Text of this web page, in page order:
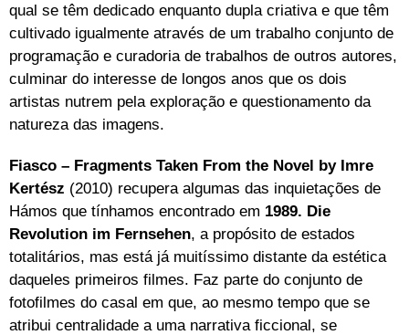
qual se têm dedicado enquanto dupla criativa e que têm
cultivado igualmente através de um trabalho conjunto de
programação e curadoria de trabalhos de outros autores,
culminar do interesse de longos anos que os dois
artistas nutrem pela exploração e questionamento da
natureza das imagens.
Fiasco – Fragments Taken From the Novel by Imre
Kertész (2010) recupera algumas das inquietações de
Hámos que tínhamos encontrado em 1989. Die
Revolution im Fernsehen, a propósito de estados
totalitários, mas está já muitíssimo distante da estética
daqueles primeiros filmes. Faz parte do conjunto de
fotofilmes do casal em que, ao mesmo tempo que se
atribui centralidade a uma narrativa ficcional, se